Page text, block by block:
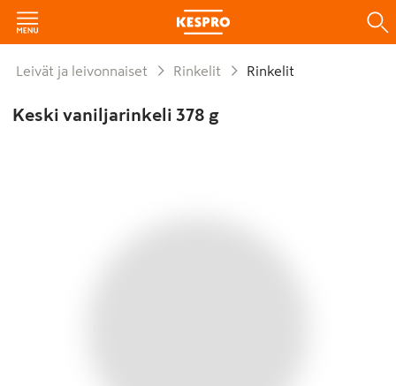
Leivät ja leivonnaiset Rinkelit Rinkelit
Keski vaniljarinkeli 378 g